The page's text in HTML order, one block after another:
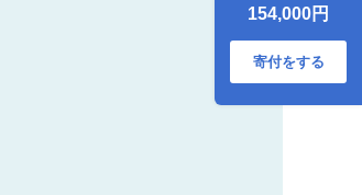
154,000円
寄付をする